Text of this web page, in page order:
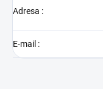
Adresa :
E-mail :